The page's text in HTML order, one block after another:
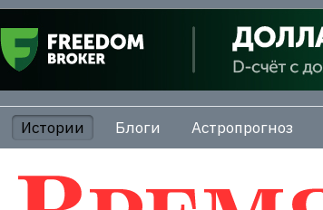
Истории Блоги Астропрогноз